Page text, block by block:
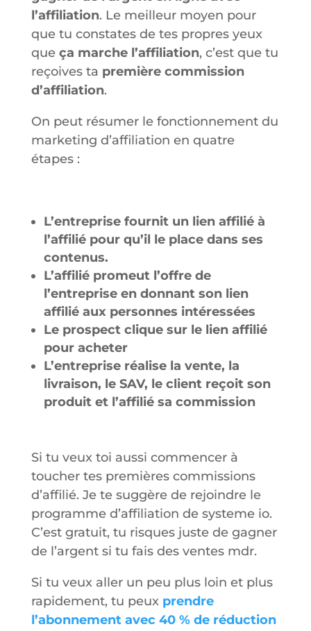
l’affiliation. Le meilleur moyen pour
que tu constates de tes propres yeux
que ça marche l’affiliation, c’est que tu
reçoives ta première commission
d’affiliation.
On peut résumer le fonctionnement du
marketing d’affiliation en quatre
étapes :
L’entreprise fournit un lien affilié à
l’affilié pour qu’il le place dans ses
contenus.
L’affilié promeut l’offre de
l’entreprise en donnant son lien
affilié aux personnes intéressées
Le prospect clique sur le lien affilié
pour acheter
L’entreprise réalise la vente, la
livraison, le SAV, le client reçoit son
produit et l’affilié sa commission
Si tu veux toi aussi commencer à
toucher tes premières commissions
d’affilié. Je te suggère de rejoindre le
programme d’affiliation de systeme io.
C’est gratuit, tu risques juste de gagner
de l’argent si tu fais des ventes mdr.
Si tu veux aller un peu plus loin et plus
rapidement, tu peux prendre
l’abonnement avec 40 % de réduction